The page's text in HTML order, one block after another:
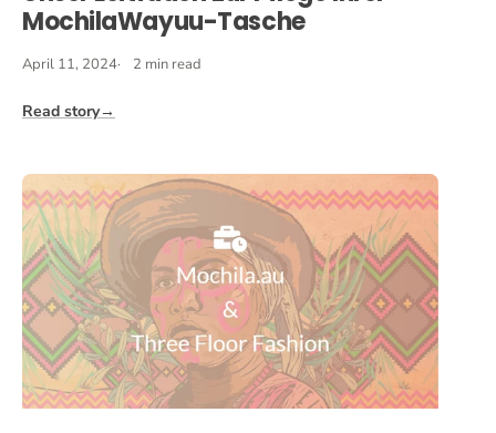
MochilaWayuu-Tasche
April 11, 2024 2 min read
Read story→